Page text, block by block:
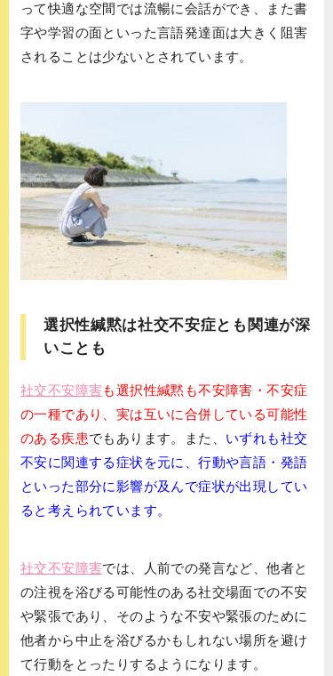
って快適な空間では流暢に会話ができ、また書
字や学習の面といった言語発達面は大きく阻害
されることは少ないとされています。
選択性緘黙は社交不安症とも関連が深
いことも
社交不安障害も選択性緘黙も不安障害・不安症
の一種であり、実は互いに合併している可能性
のある疾患でもあります。また、 いずれも社交
不安に関連する症状を元に、行動や言語・発語
といった部分に影響が及んで症状が出現してい
ると考えられています。
社交不安障害では、人前での発言など、他者と
の注視を浴びる可能性のある社交場面での不安
や緊張であり、そのような不安や緊張のために
他者から中止を浴びるかもしれない場所を避け
て行動をとったりするようになります。